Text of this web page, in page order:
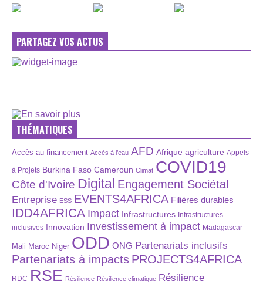
PARTAGEZ VOS ACTUS
THÉMATIQUES
Accès au financement Accès à l’eau AFD Afrique agriculture Appels
à Projets Burkina Faso Cameroun Climat COVID19
Côte d'Ivoire Digital Engagement Sociétal
Entreprise ESS EVENTS4AFRICA Filières durables
IDD4AFRICA Impact Infrastructures Infrastructures
inclusives Innovation Investissement à impact Madagascar
Mali Maroc Niger ODD ONG Partenariats inclusifs
Partenariats à impacts PROJECTS4AFRICA
RDC RSE Résilience Résilience climatique Résilience